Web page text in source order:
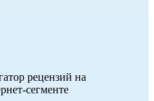
рецензий на
сегменте